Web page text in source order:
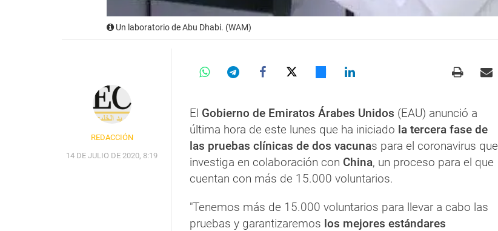
Un laboratorio de Abu Dhabi. (WAM)
REDACCIÓN
14 DE JULIO DE 2020, 8:19
El Gobierno de Emiratos Árabes Unidos (EAU) anunció a
última hora de este lunes que ha iniciado la tercera fase de
las pruebas clínicas de dos vacunas para el coronavirus que
investiga en colaboración con China, un proceso para el que
cuentan con más de 15.000 voluntarios.
"Tenemos más de 15.000 voluntarios para llevar a cabo las
pruebas y garantizaremos los mejores estándares